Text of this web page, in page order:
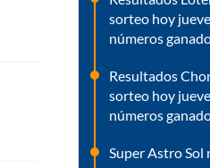
sorteo hoy
números
Resultados
sorteo hoy
números
Super Astro Sol